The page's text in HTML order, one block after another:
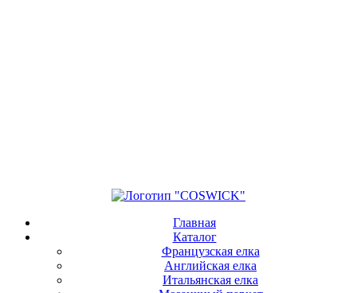
Главная
Каталог
Французская елка
Английская елка
Итальянская елка